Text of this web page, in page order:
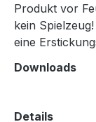
Produkt vor
kein
eine
Downloads
Details